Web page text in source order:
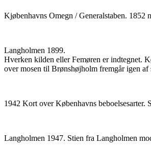
Kjøbenhavns Omegn / Generalstaben.
Langholmen 1899.
Hverken kilden eller Femøren er indtegnet.
over mosen til Brønshøjholm fremgår igen af
1942 Kort over Københavns
Langholmen 1947. Stien fra Langholmen